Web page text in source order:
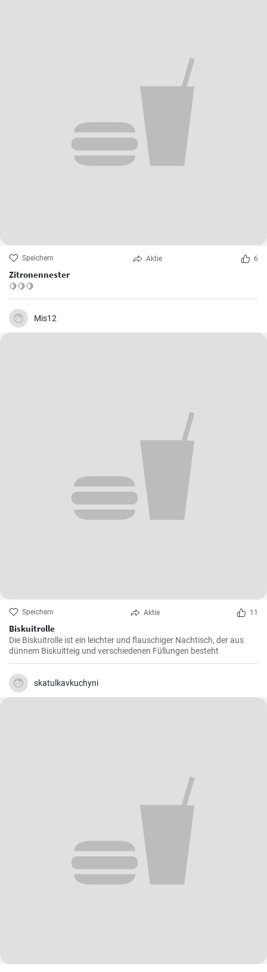
Speichern Aktie 6
Zitronennester
🍋🍋🍋
Mis12
Speichern Aktie 11
Biskuitrolle
Die Biskuitrolle ist ein leichter und flauschiger Nachtisch, der aus
dünnem Biskuitteig und verschiedenen Füllungen besteht
skatulkavkuchyni